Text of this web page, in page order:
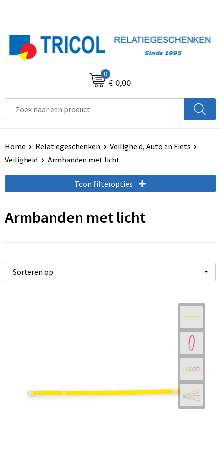
0
€ 0,00
Home Relatiegeschenken
Veiligheid, Auto en Fiets
Veiligheid
Armbanden met licht
Toon filteropties
Armbanden met licht